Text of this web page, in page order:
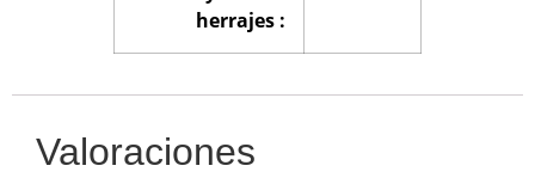
herrajes :
Valoraciones